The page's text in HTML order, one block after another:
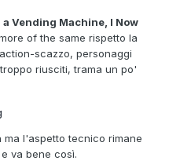
a Vending Machine, I Now
of the same rispetto la
scazzo, personaggi
riusciti, trama un po'
l'aspetto tecnico rimane
va bene così.